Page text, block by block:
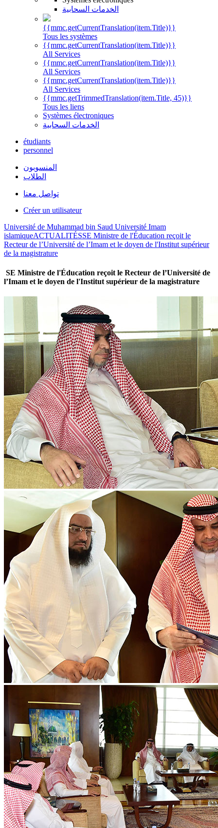
الخدمات السحابية
{{mmc.getCurrentTranslation(item.Title)}}
Tous les systèmes
{{mmc.getCurrentTranslation(item.Title)}}
All Services
{{mmc.getCurrentTranslation(item.Title)}}
All Services
{{mmc.getCurrentTranslation(item.Title)}}
All Services
{{mmc.getTrimmedTranslation(item.Title, 45)}}
Tous les liens
Systèmes électroniques
الخدمات السحابية
étudiants
personnel
المنسوبون
الطلاب
تواصل معنا
Créer un utilisateur
Université de Muhammad bin Saud Université Imam
islamiqueACTUALITÉSSE Ministre de l'Éducation reçoit le
Recteur de l’Université de l’Imam et le doyen de l'Institut supérieur
de la magistrature
SE Ministre de l'Éducation reçoit le Recteur de l’Université de
l’Imam et le doyen de l'Institut supérieur de la magistrature